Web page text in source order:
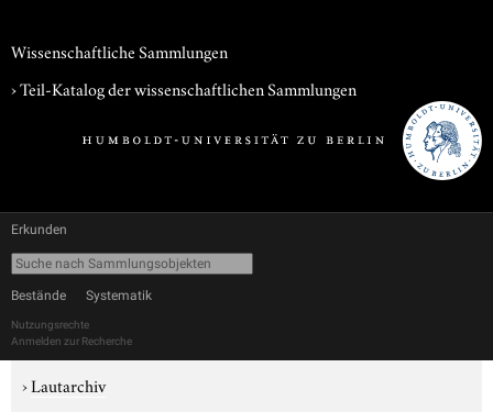
Wissenschaftliche Sammlungen
› Teil-Katalog der wissenschaftlichen Sammlungen
Erkunden
Bestände Systematik
Nutzungsrechte
Anmelden zur Recherche
›Lautarchiv